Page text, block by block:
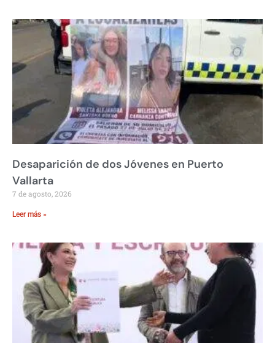
Desaparición de dos Jóvenes en Puerto
Vallarta
7 de agosto, 2026
Leer más »